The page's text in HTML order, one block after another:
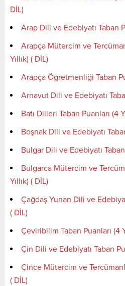
DİL)
Arap Dili ve Edebiyatı Taban
Arapça Mütercim ve
Yıllık) ( DİL)
Arapça Öğretmenliği Taban
Arnavut Dili ve Edebiyatı
Batı Dilleri Taban Puanları (4
Boşnak Dili ve Edebiyatı
Bulgar Dili ve Edebiyatı Taban
Bulgarca Mütercim ve
Yıllık) ( DİL)
Çağdaş Yunan Dili ve
( DİL)
Çeviribilim Taban Puanları (4
Çin Dili ve Edebiyatı Taban
Çince Mütercim ve
( DİL)